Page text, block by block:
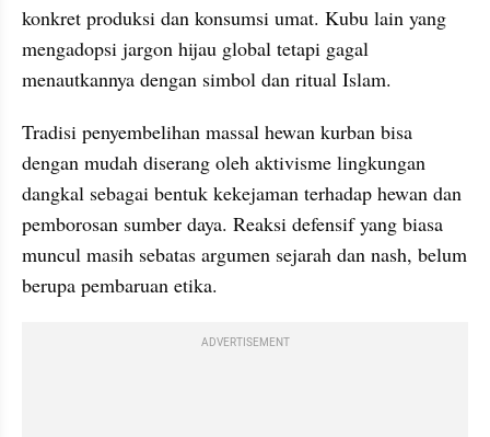
konkret produksi dan konsumsi umat. Kubu lain yang
mengadopsi jargon hijau global tetapi gagal
menautkannya dengan simbol dan ritual Islam.
Tradisi penyembelihan massal hewan kurban bisa
dengan mudah diserang oleh aktivisme lingkungan
dangkal sebagai bentuk kekejaman terhadap hewan dan
pemborosan sumber daya. Reaksi defensif yang biasa
muncul masih sebatas argumen sejarah dan nash, belum
berupa pembaruan etika.
ADVERTISEMENT